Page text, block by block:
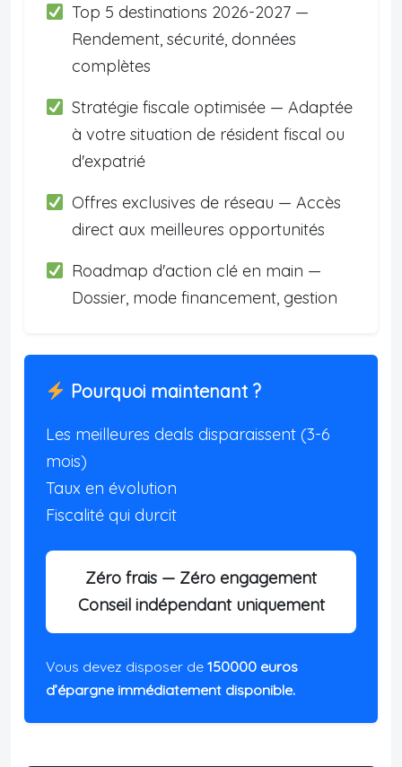
Top 5 destinations 2026-2027 —
Rendement, sécurité, données
complètes
Stratégie fiscale optimisée — Adaptée
à votre situation de résident fiscal ou
d'expatrié
Offres exclusives de réseau — Accès
direct aux meilleures opportunités
Roadmap d'action clé en main —
Dossier, mode financement, gestion
Pourquoi maintenant ?
Les meilleures deals disparaissent (3-6
mois)
Taux en évolution
Fiscalité qui durcit
Zéro frais — Zéro engagement
Conseil indépendant uniquement
Vous devez disposer de 150000 euros
d’épargne immédiatement disponible.